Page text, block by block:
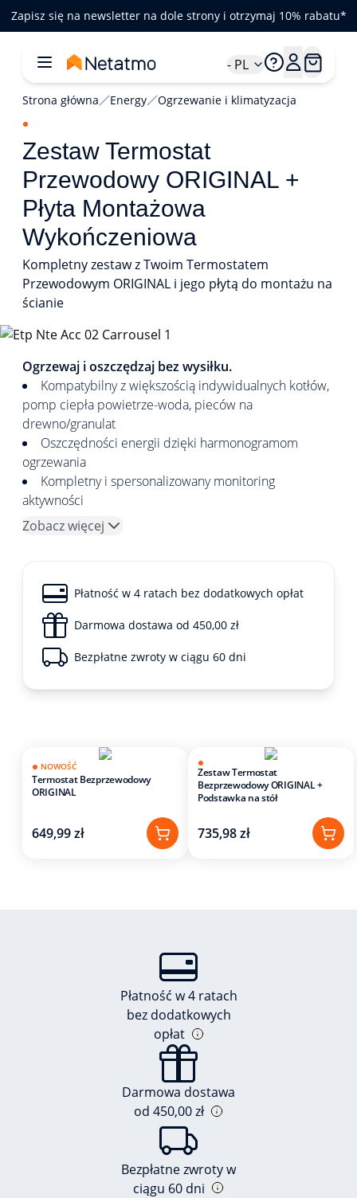
Zapisz się na newsletter na dole strony i otrzymaj 10% rabatu*
- PL
Strona główna Energy Ogrzewanie i klimatyzacja
Zestaw Termostat
Przewodowy ORIGINAL +
Płyta Montażowa
Wykończeniowa
Kompletny zestaw z Twoim Termostatem
Przewodowym ORIGINAL i jego płytą do montażu na
ścianie
Ogrzewaj i oszczędzaj bez wysiłku.
Kompatybilny z większością indywidualnych kotłów,
pomp ciepła powietrze-woda, pieców na
drewno/granulat
Oszczędności energii dzięki harmonogramom
ogrzewania
Kompletny i spersonalizowany monitoring
aktywności
Zobacz więcej
Płatność w 4 ratach bez dodatkowych opłat
Darmowa dostawa od 450,00 zł
Bezpłatne zwroty w ciągu 60 dni
NOWOŚĆ
Termostat Bezprzewodowy
ORIGINAL
649,99 zł
Zestaw Termostat
Bezprzewodowy ORIGINAL +
Podstawka na stół
735,98 zł
Płatność w 4 ratach
bez dodatkowych
opłat
Darmowa dostawa
od 450,00 zł
Bezpłatne zwroty w
ciągu 60 dni